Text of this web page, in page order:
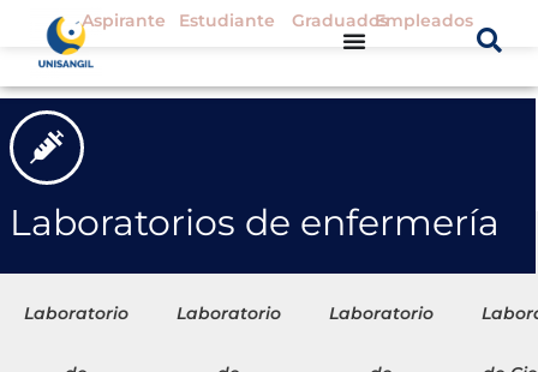
Aspirante Estudiante GraduadosEmpleados
Laboratorios de enfermería
Laboratorio Laboratorio Laboratorio